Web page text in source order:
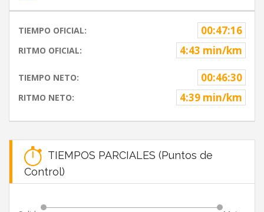
TIEMPO OFICIAL: 00:47:16
RITMO OFICIAL: 4:43 min/km
TIEMPO NETO: 00:46:30
RITMO NETO: 4:39 min/km
TIEMPOS PARCIALES (Puntos de
Control)